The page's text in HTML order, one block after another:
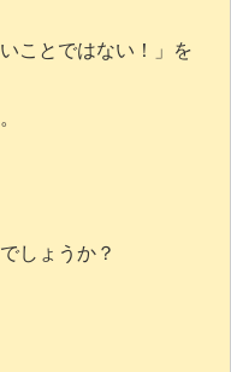
ことではない！」を
しょうか？